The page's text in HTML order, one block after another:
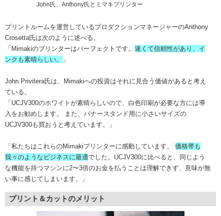
John氏、Anthony氏とミマキプリンター
プリントルームを運営しているプロダクションマネージャーのAnthony
Crosetta氏は次のように述べる。
「Mimakiのプリンターはパーフェクトです。 速くて信頼性があり、イ
ンクも素晴らしい。
」
John Privitera氏は、Mimakiへの投資はそれに見合う価値があると考え
ている。
「UCJV300のホワイトが素晴らしいので、白色印刷が必要な方には導
入をお勧めします。 また、バナースタンド用に小さいサイズの
UCJV300も買おうと考えています。」
「私たちはこれらのMimakiプリンターに感動しています。 価格帯も
我々のようなビジネスに最適でした。UCJV300に比べると、同じよう
な機能を持つマシンに2〜3倍のお金を払うことは理解できず、意味が無
い事に感じてしまいます。」
プリント＆カットのメリット